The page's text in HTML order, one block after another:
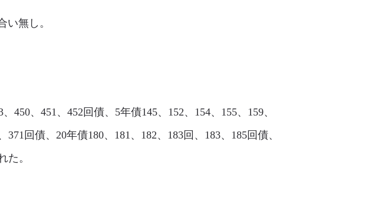
無し。
、451、452回債、5年債145、152、154、155、159、
回債、20年債180、181、182、183回、183、185回債、
た。